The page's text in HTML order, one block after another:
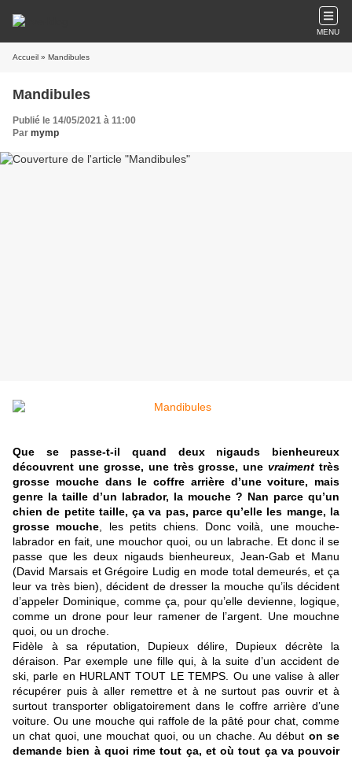
MENU
Accueil » Mandibules
Mandibules
Publié le 14/05/2021 à 11:00
Par mymp
Que se passe-t-il quand deux nigauds bienheureux
découvrent une grosse, une très grosse, unevraiment très
grosse mouche dans le coffre arrière d’une voiture, mais
genre la taille d’un labrador, la mouche ? Nan parce qu’un
chien de petite taille, ça va pas, parce qu’elle les mange, la
grosse mouche , les petits chiens. Donc voilà, une mouche-
labrador en fait, une mouchor quoi, ou un labrache. Et donc il se
passe que les deux nigauds bienheureux, Jean-Gab et Manu
(David Marsais et Grégoire Ludig en mode total demeurés, et ça
leur va très bien), décident de dresser la mouche qu’ils décident
d’appeler Dominique, comme ça, pour qu’elle devienne, logique,
comme un drone pour leur ramener de l’argent. Une mouchne
quoi, ou un droche.
Fidèle à sa réputation, Dupieux délire, Dupieux décrète la
déraison. Par exemple une fille qui, à la suite d’un accident de
ski, parle en HURLANT TOUT LE TEMPS. Ou une valise à aller
récupérer puis à aller remettre et à ne surtout pas ouvrir et à
surtout transporter obligatoirement dans le coffre arrière d’une
voiture. Ou une mouche qui raffole de la pâté pour chat, comme
un chat quoi, une mouchat quoi, ou un chache. Au début on se
demande bien à quoi rime tout ça, et où tout ça va pouvoir